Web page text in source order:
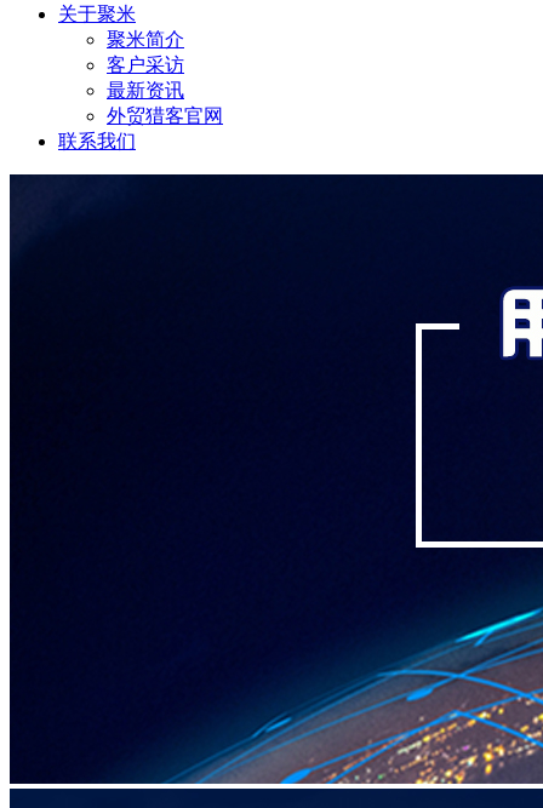
关于聚米
聚米简介
客户采访
最新资讯
外贸猎客官网
联系我们